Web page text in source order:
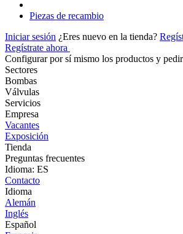
Piezas de recambio
Iniciar sesión ¿Eres nuevo en la tienda?
Regístrate ahora
Configurar por sí mismo los productos y
Sectores
Bombas
Válvulas
Servicios
Empresa
Vacantes
Exposición
Tienda
Preguntas frecuentes
Idioma: ES
Contacto
Idioma
Alemán
Inglés
Español